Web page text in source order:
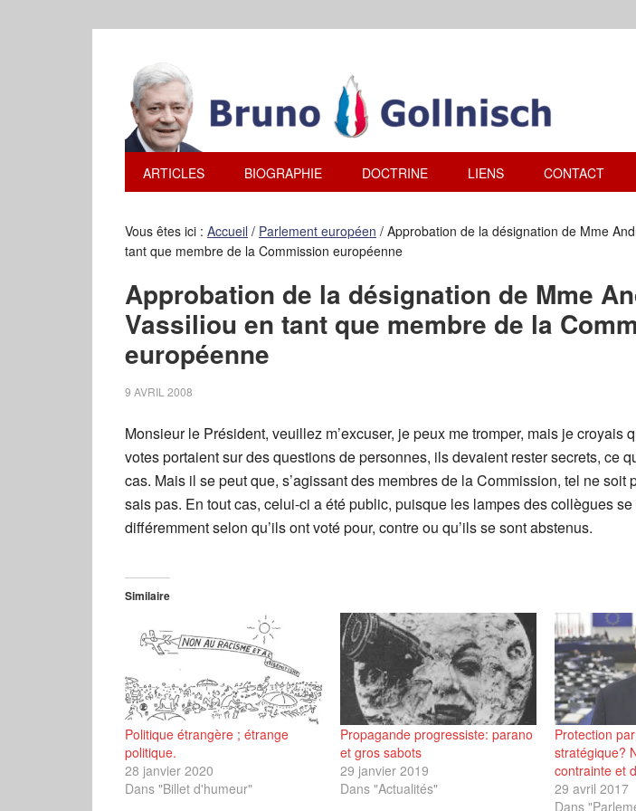
ARTICLES BIOGRAPHIE DOCTRINE LIENS CONTACT
Vous êtes ici : Accueil / Parlement européen / Approbation de la désignation de Mme
tant que membre de la Commission européenne
Approbation de la désignation de Mme
Vassiliou en tant que membre de la
européenne
9 AVRIL 2008
Monsieur le Président, veuillez m’excuser, je peux me tromper, mais je croyais
votes portaient sur des questions de personnes, ils devaient rester secrets, ce
cas. Mais il se peut que, s’agissant des membres de la Commission, tel ne soit
sais pas. En tout cas, celui-ci a été public, puisque les lampes des collègues
différemment selon qu’ils ont voté pour, contre ou qu’ils se sont abstenus.
Similaire
Politique étrangère ; étrange
politique.
28 janvier 2020
Dans "Billet d'humeur"
Propagande progressiste: parano
et gros sabots
29 janvier 2019
Dans "Actualités"
Protection
stratégique?
contrainte et
29 avril 2017
Dans